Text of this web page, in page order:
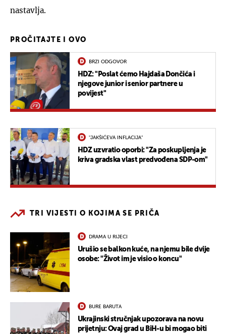
nastavlja.
PROČITAJTE I OVO
BRZI ODGOVOR
HDZ: "Poslat ćemo Hajdaša Dončića i
njegove junior i senior partnere u
povijest"
"JAKŠIĆEVA INFLACIJA"
HDZ uzvratio oporbi: "Za poskupljenja je
kriva gradska vlast predvođena SDP-om"
TRI VIJESTI O KOJIMA SE PRIČA
DRAMA U RIJECI
Urušio se balkon kuće, na njemu bile dvije
osobe: "Život im je visio o koncu"
BURE BARUTA
Ukrajinski stručnjak upozorava na novu
prijetnju: Ovaj grad u BiH-u bi mogao biti